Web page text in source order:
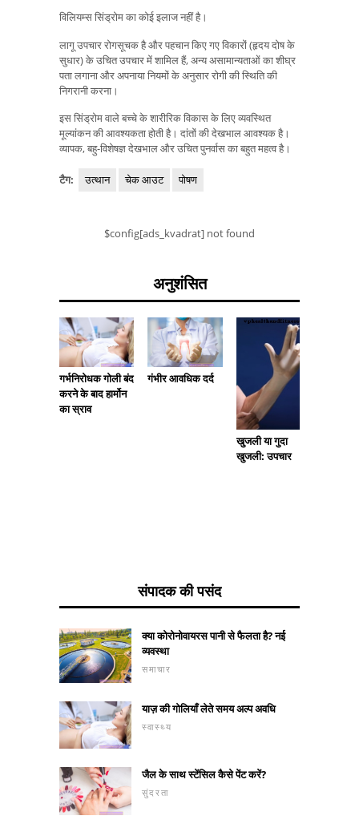
विलियम्स सिंड्रोम का कोई इलाज नहीं है।
लागू उपचार रोगसूचक है और पहचान किए गए विकारों (हृदय दोष के
सुधार) के उचित उपचार में शामिल हैं, अन्य असामान्यताओं का शीघ्र
पता लगाना और अपनाया नियमों के अनुसार रोगी की स्थिति की
निगरानी करना।
इस सिंड्रोम वाले बच्चे के शारीरिक विकास के लिए व्यवस्थित
मूल्यांकन की आवश्यकता होती है। दांतों की देखभाल आवश्यक है।
व्यापक, बहु-विशेषज्ञ देखभाल और उचित पुनर्वास का बहुत महत्व है।
टैग: उत्थान चेक आउट पोषण
$config[ads_kvadrat] not found
अनुशंसित
गर्भनिरोधक गोली बंद
करने के बाद हार्मोन
का स्राव
गंभीर आवधिक दर्द
खुजली या गुदा
खुजली: उपचार
संपादक की पसंद
क्या कोरोनोवायरस पानी से फैलता है? नई
व्यवस्था
समाचार
याज़ की गोलियाँ लेते समय अल्प अवधि
स्वास्थ्य
जैल के साथ स्टेंसिल कैसे पेंट करें?
सुंदरता